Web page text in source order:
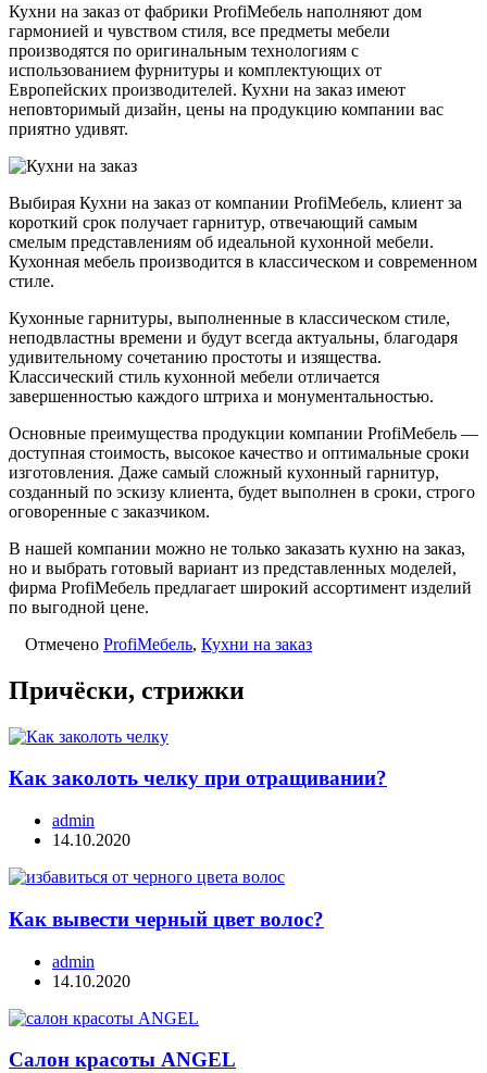
Кухни на заказ от фабрики ProfiМебель наполняют дом
гармонией и чувством стиля, все предметы мебели
производятся по оригинальным технологиям с
использованием фурнитуры и комплектующих от
Европейских производителей. Кухни на заказ имеют
неповторимый дизайн, цены на продукцию компании вас
приятно удивят.
Выбирая Кухни на заказ от компании ProfiМебель, клиент за
короткий срок получает гарнитур, отвечающий самым
смелым представлениям об идеальной кухонной мебели.
Кухонная мебель производится в классическом и современном
стиле.
Кухонные гарнитуры, выполненные в классическом стиле,
неподвластны времени и будут всегда актуальны, благодаря
удивительному сочетанию простоты и изящества.
Классический стиль кухонной мебели отличается
завершенностью каждого штриха и монументальностью.
Основные преимущества продукции компании ProfiМебель —
доступная стоимость, высокое качество и оптимальные сроки
изготовления. Даже самый сложный кухонный гарнитур,
созданный по эскизу клиента, будет выполнен в сроки, строго
оговоренные с заказчиком.
В нашей компании можно не только заказать кухню на заказ,
но и выбрать готовый вариант из представленных моделей,
фирма ProfiМебель предлагает широкий ассортимент изделий
по выгодной цене.
Отмечено ProfiМебель, Кухни на заказ
Причёски, стрижки
Как заколоть челку при отращивании?
admin
14.10.2020
Как вывести черный цвет волос?
admin
14.10.2020
Салон красоты ANGEL